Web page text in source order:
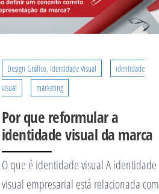
Design Gráfico, Identidade Visual
identidade
visual
marketing
Por que reformular a
identidade visual da marca
O que é identidade visual A identidade
visual empresarial está relacionada com